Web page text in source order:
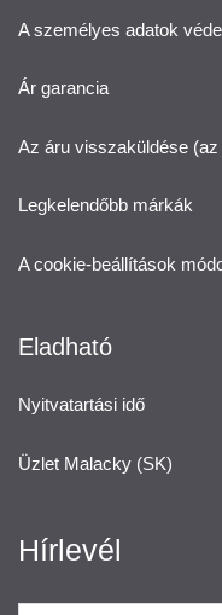
A személyes adatok
Ár garancia
Az áru visszaküldése
Legkelendőbb márkák
A cookie-beállítások
Eladható
Nyitvatartási idő
Üzlet Malacky (SK)
Hírlevél